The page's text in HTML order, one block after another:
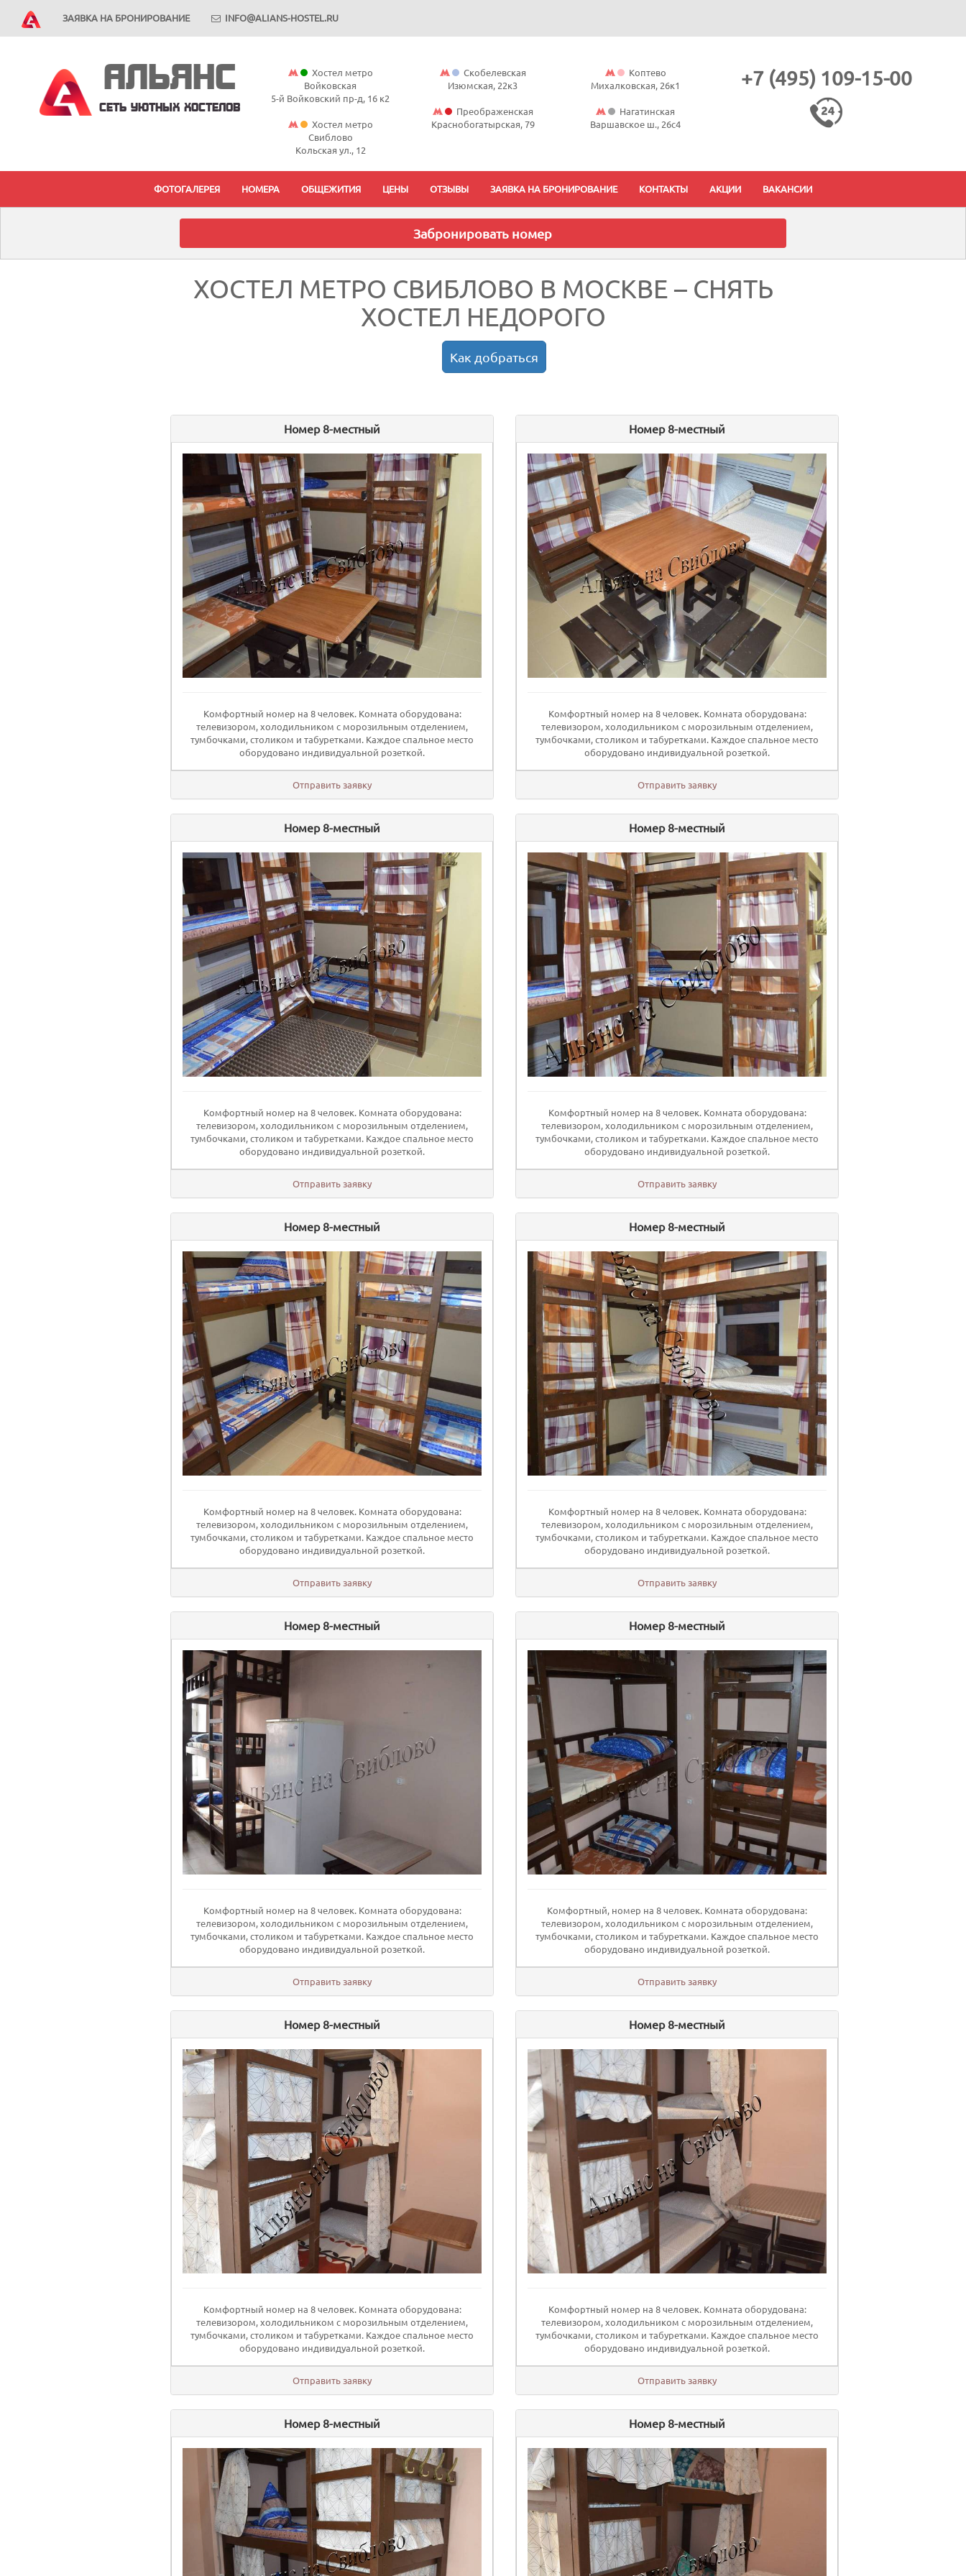
ЗАЯВКА НА БРОНИРОВАНИЕ INFO@ALIANS-HOSTEL.RU
АЛЬЯНС
СЕТЬ УЮТНЫХ ХОСТЕЛОВ
Хостел метро
Войковская
5-й Войковский пр-д, 16 к2
Хостел метро
Свиблово
Кольская ул., 12
Скобелевская
Изюмская, 22к3
Преображенская
Краснобогатырская, 79
Коптево
Михалковская, 26к1
Нагатинская
Варшавское ш., 26с4
+7 (495) 109-15-00
ФОТОГАЛЕРЕЯ НОМЕРА ОБЩЕЖИТИЯ ЦЕНЫ ОТЗЫВЫ ЗАЯВКА НА БРОНИРОВАНИЕ КОНТАКТЫ АКЦИИ ВАКАНСИИ
ХОСТЕЛ МЕТРО СВИБЛОВО В МОСКВЕ – СНЯТЬ
ХОСТЕЛ НЕДОРОГО
Как добраться
Номер 8-местный
Комфортный номер на 8 человек. Комната оборудована:
телевизором, холодильником с морозильным отделением,
тумбочками, столиком и табуретками. Каждое спальное место
оборудовано индивидуальной розеткой.
Отправить заявку
Номер 8-местный
Комфортный номер на 8 человек. Комната оборудована:
телевизором, холодильником с морозильным отделением,
тумбочками, столиком и табуретками. Каждое спальное место
оборудовано индивидуальной розеткой.
Отправить заявку
Номер 8-местный
Комфортный номер на 8 человек. Комната оборудована:
телевизором, холодильником с морозильным отделением,
тумбочками, столиком и табуретками. Каждое спальное место
оборудовано индивидуальной розеткой.
Отправить заявку
Номер 8-местный
Комфортный номер на 8 человек. Комната оборудована:
телевизором, холодильником с морозильным отделением,
тумбочками, столиком и табуретками. Каждое спальное место
оборудовано индивидуальной розеткой.
Отправить заявку
Номер 8-местный
Комфортный номер на 8 человек. Комната оборудована:
телевизором, холодильником с морозильным отделением,
тумбочками, столиком и табуретками. Каждое спальное место
оборудовано индивидуальной розеткой.
Отправить заявку
Номер 8-местный
Комфортный номер на 8 человек. Комната оборудована:
телевизором, холодильником с морозильным отделением,
тумбочками, столиком и табуретками. Каждое спальное место
оборудовано индивидуальной розеткой.
Отправить заявку
Номер 8-местный
Комфортный номер на 8 человек. Комната оборудована:
телевизором, холодильником с морозильным отделением,
тумбочками, столиком и табуретками. Каждое спальное место
оборудовано индивидуальной розеткой.
Отправить заявку
Номер 8-местный
Комфортный, номер на 8 человек. Комната оборудована:
телевизором, холодильником с морозильным отделением,
тумбочками, столиком и табуретками. Каждое спальное место
оборудовано индивидуальной розеткой.
Отправить заявку
Номер 8-местный
Комфортный номер на 8 человек. Комната оборудована:
телевизором, холодильником с морозильным отделением,
тумбочками, столиком и табуретками. Каждое спальное место
оборудовано индивидуальной розеткой.
Отправить заявку
Номер 8-местный
Комфортный номер на 8 человек. Комната оборудована:
телевизором, холодильником с морозильным отделением,
тумбочками, столиком и табуретками. Каждое спальное место
оборудовано индивидуальной розеткой.
Отправить заявку
Номер 8-местный Номер 8-местный